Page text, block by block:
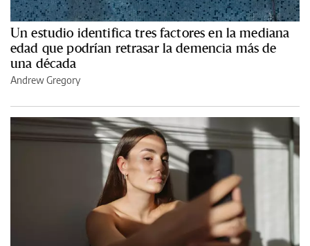
Un estudio identifica tres factores en la mediana
edad que podrían retrasar la demencia más de
una década
Andrew Gregory